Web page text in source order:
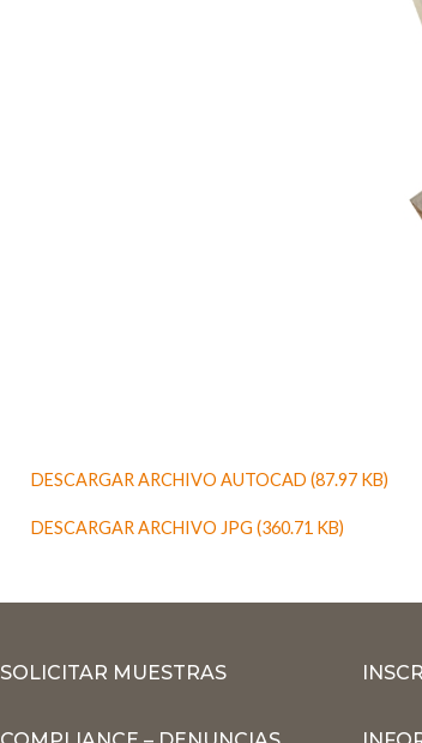
DESCARGAR ARCHIVO AUTOCAD (87.97 KB)
DESCARGAR ARCHIVO JPG (360.71 KB)
SOLICITAR MUESTRAS